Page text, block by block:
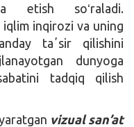
etish soʻraladi.
inqirozi va uning
taʼsir qilishini
dunyoga
tadqiq qilish
vizual san’at